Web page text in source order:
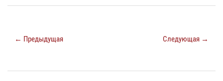
← Предыдущая Следующая →